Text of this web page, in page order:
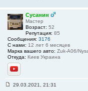
б
щ
е
н
и
е
#
3
7
Сусанин
Мастер
Возраст: 52
Репутация: 85
Сообщения: 3176
С нами: 12 лет 6 месяцев
Марка вашего авто: Zuk-A06/
Откуда: Киев Украина
YouTube
29.03.2021, 21:31